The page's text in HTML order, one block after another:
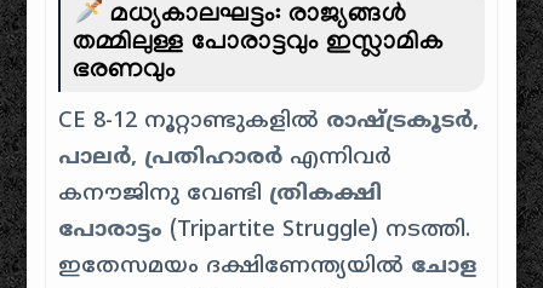
മധ്യകാലഘട്ടം: രാജ്യങ്ങൾ
തമ്മിലുള്ള പോരാട്ടവും ഇസ്ലാമിക
ഭരണവും
CE 8-12 നൂറ്റാണ്ടുകളിൽ രാഷ്ട്രകൂടർ,
പാലർ, പ്രതിഹാരർ എന്നിവർ
കനൗജിനു വേണ്ടി ത്രികക്ഷി
പോരാട്ടം (Tripartite Struggle) നടത്തി.
ഇതേസമയം ദക്ഷിണേന്ത്യയിൽ ചോള